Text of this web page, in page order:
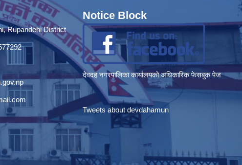
Rupandehi District
Notice Block
देवदह नगरपालिका कार्यालयको अधिकारिक फेसबुक पेज
Tweets about devdahamun